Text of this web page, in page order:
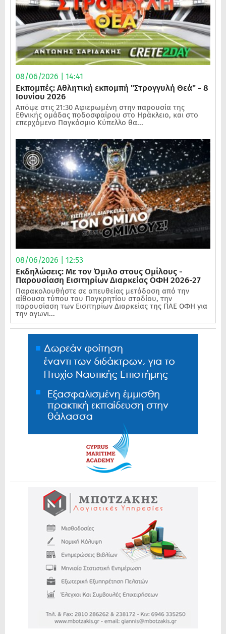
08/06/2026 | 14:41
Εκπομπές: Αθλητική εκπομπή "Στρογγυλή Θεά" - 8
Ιουνίου 2026
Απόψε στις 21:30 Αφιερωμένη στην παρουσία της
Εθνικής ομάδας ποδοσφαίρου στο Ηράκλειο, και στο
επερχόμενο Παγκόσμιο Κύπελλο θα...
08/06/2026 | 12:53
Εκδηλώσεις: Με τον Όμιλο στους Ομίλους -
Παρουσίαση Εισιτηρίων Διαρκείας ΟΦΗ 2026-27
Παρακολουθήστε σε απευθείας μετάδοση από την
αίθουσα τύπου του Παγκρητίου σταδίου, την
παρουσίαση των Εισιτηρίων Διαρκείας της ΠΑΕ ΟΦΗ για
την αγωνι...